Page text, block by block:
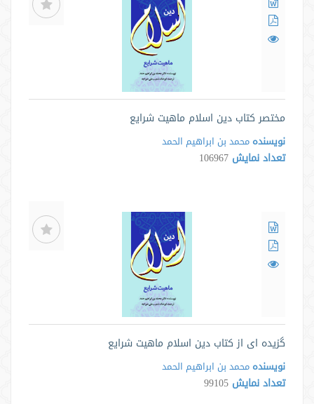
مختصر کتاب دین اسلام ماهیت شرایع
نویسنده محمد بن ابراهیم الحمد
تعداد نمایش 106967
گزیده ای از کتاب دین اسلام ماهیت شرایع
نویسنده محمد بن ابراهیم الحمد
تعداد نمایش 99105